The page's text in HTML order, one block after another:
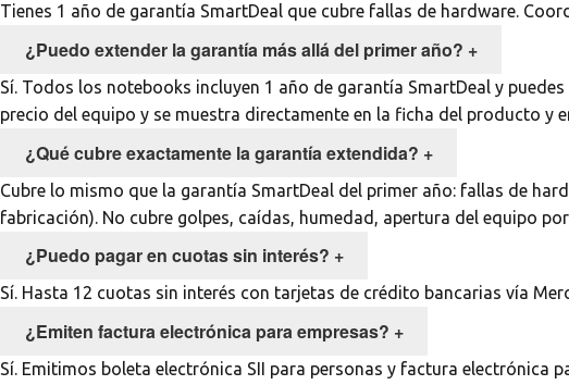
Tienes 1 año de garantía SmartDeal que cubre fallas de hardware.
¿Puedo extender la garantía más allá del primer año? +
Sí. Todos los notebooks incluyen 1 año de garantía SmartDeal y
precio del equipo y se muestra directamente en la ficha del producto y
¿Qué cubre exactamente la garantía extendida? +
Cubre lo mismo que la garantía SmartDeal del primer año: fallas de
fabricación). No cubre golpes, caídas, humedad, apertura del equipo
¿Puedo pagar en cuotas sin interés? +
Sí. Hasta 12 cuotas sin interés con tarjetas de crédito bancarias vía
¿Emiten factura electrónica para empresas? +
Sí. Emitimos boleta electrónica SII para personas y factura